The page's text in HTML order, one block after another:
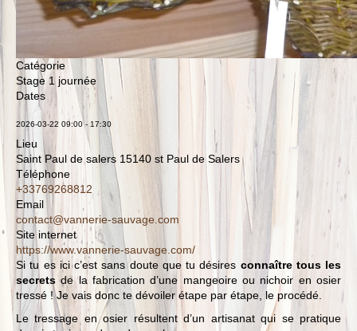
Catégorie
Stage 1 journée
Dates
2026-03-22 09:00- 17:30
Lieu
Saint Paul de salers 15140 st Paul de Salers
Téléphone
+33769268812
Email
contact@vannerie-sauvage.com
Site internet
https://www.vannerie-sauvage.com/
Si tu es ici c’est sans doute que tu désires connaître tous les
secretsde la fabrication d’une mangeoire ou nichoir en osier
tressé ! Je vais donc te dévoiler étape par étape, le procédé.
Le tressage en osier résultent d’un artisanat qui se pratique